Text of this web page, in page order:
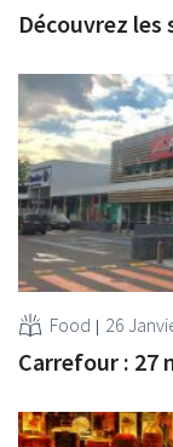
Découvrez les
Food 26
Carrefour : 27